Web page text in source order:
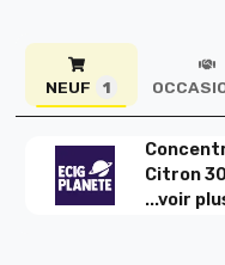
NEUF 1
Citron
...voir